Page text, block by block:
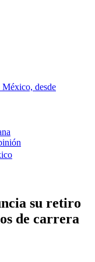
desde
su retiro
de carrera